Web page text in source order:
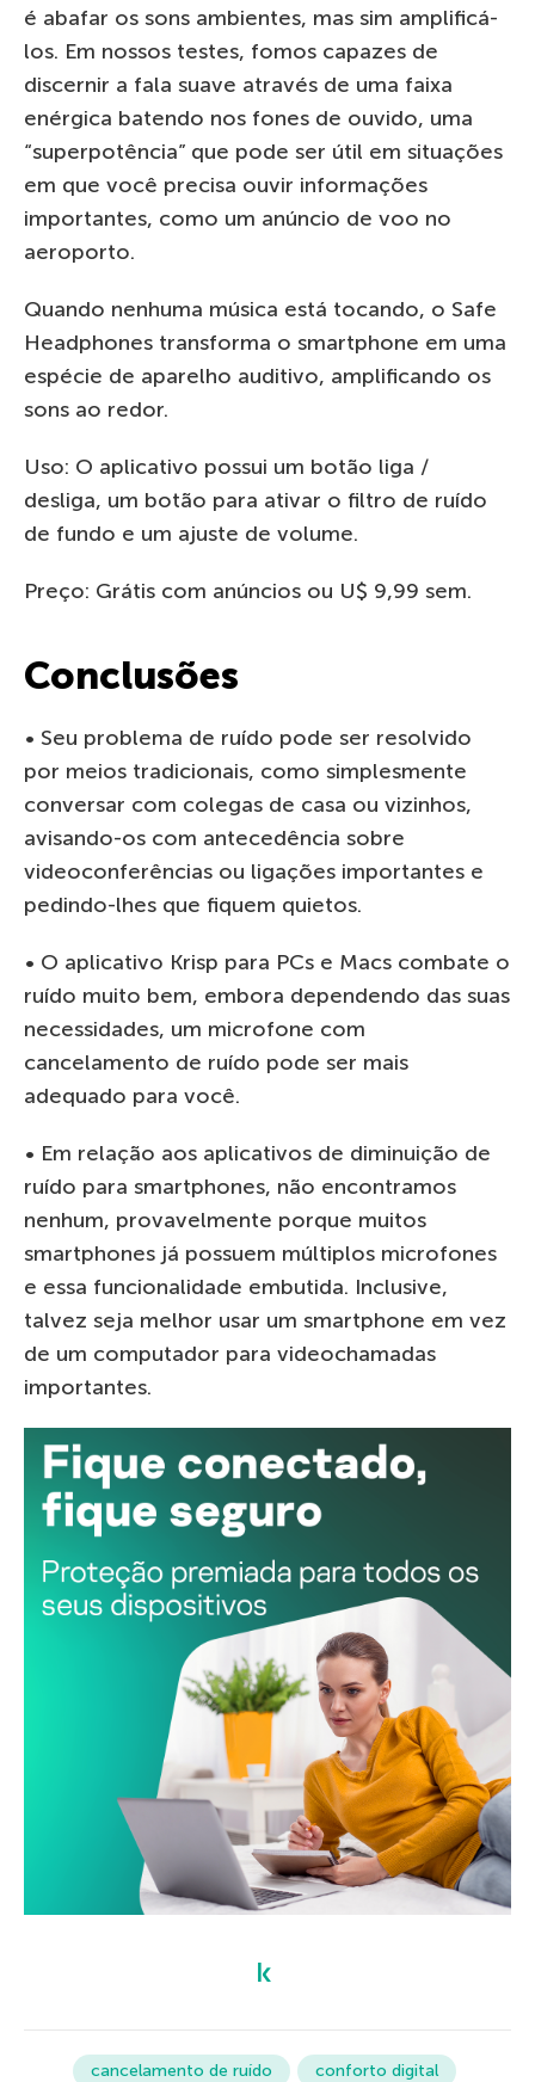
é abafar os sons ambientes, mas sim amplificá-
los. Em nossos testes, fomos capazes de
discernir a fala suave através de uma faixa
enérgica batendo nos fones de ouvido, uma
“superpotência” que pode ser útil em situações
em que você precisa ouvir informações
importantes, como um anúncio de voo no
aeroporto.
Quando nenhuma música está tocando, o Safe
Headphones transforma o smartphone em uma
espécie de aparelho auditivo, amplificando os
sons ao redor.
Uso: O aplicativo possui um botão liga /
desliga, um botão para ativar o filtro de ruído
de fundo e um ajuste de volume.
Preço: Grátis com anúncios ou U$ 9,99 sem.
Conclusões
• Seu problema de ruído pode ser resolvido
por meios tradicionais, como simplesmente
conversar com colegas de casa ou vizinhos,
avisando-os com antecedência sobre
videoconferências ou ligações importantes e
pedindo-lhes que fiquem quietos.
• O aplicativo Krisp para PCs e Macs combate o
ruído muito bem, embora dependendo das suas
necessidades, um microfone com
cancelamento de ruído pode ser mais
adequado para você.
• Em relação aos aplicativos de diminuição de
ruído para smartphones, não encontramos
nenhum, provavelmente porque muitos
smartphones já possuem múltiplos microfones
e essa funcionalidade embutida. Inclusive,
talvez seja melhor usar um smartphone em vez
de um computador para videochamadas
importantes.
cancelamento de ruído
conforto digital